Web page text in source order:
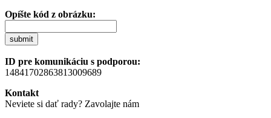
Opíšte kód z obrázku:
submit
ID pre komunikáciu s podporou:
14841702863813009689
Kontakt
Neviete si dať rady? Zavolajte nám